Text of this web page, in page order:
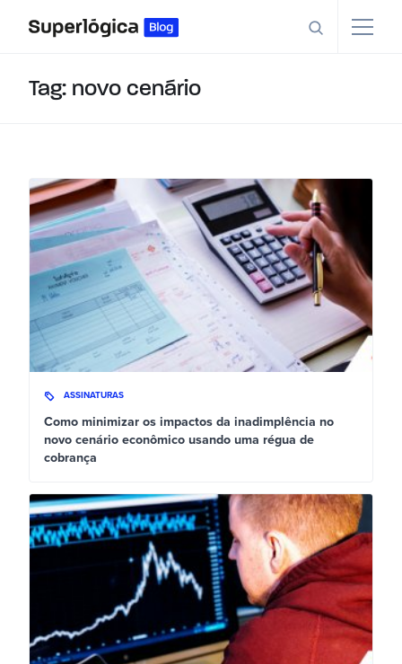
Tag: novo cenário
ASSINATURAS
Como minimizar os impactos da inadimplência no
novo cenário econômico usando uma régua de
cobrança